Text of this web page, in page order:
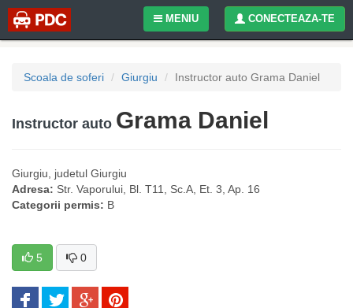
CONECTEAZA-TE
MENIU
Scoala de soferi Giurgiu Instructor auto Grama Daniel
Instructor auto Grama Daniel
Giurgiu , judetul Giurgiu
Adresa: Str. Vaporului, Bl. T11, Sc.A, Et. 3, Ap. 16
Categorii permis: B
5 0